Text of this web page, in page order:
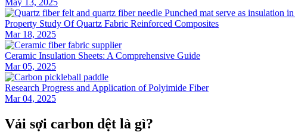
May 13, 2025
Property Study Of Quartz Fabric Reinforced Composites
Mar 18, 2025
Ceramic Insulation Sheets: A Comprehensive Guide
Mar 05, 2025
Research Progress and Application of Polyimide Fiber
Mar 04, 2025
Vải sợi carbon dệt là gì?